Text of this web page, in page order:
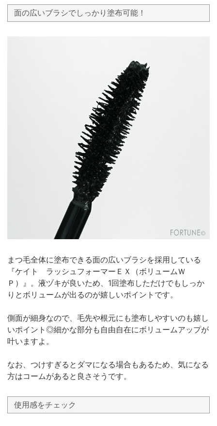
面の広いブラシでしっかり塗布可能！
まつ毛全体に塗布できる面の広いブラシを採用している
『ケイト ラッシュフォーマーＥＸ（ボリュームＷ
Ｐ）』。液ヅキが良いため、1回塗布しただけでもしっか
りとボリュームが出るのが嬉しいポイントです。
側面が細身なので、毛先や根元にも塗布しやすいのも嬉し
いポイント◎細かな部分も自由自在にボリュームアップが
叶いますよ。
なお、つけすぎるとダマになる場合もあるため、気になる
方はコームがあると良さそうです。
使用感をチェック